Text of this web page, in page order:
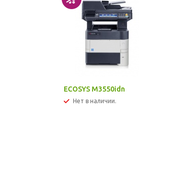
ECOSYS M3550idn
Нет в наличии.